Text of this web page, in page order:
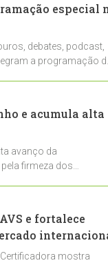
especial
debates, podcast,
a programação
e acumula alta
avanço da
firmeza dos
e fortalece
Certificadora mostra